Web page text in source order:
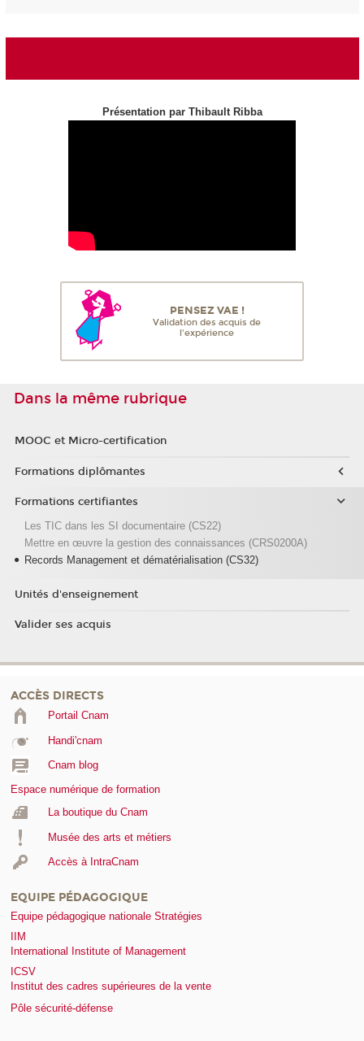
Présentation par Thibault Ribba
PENSEZ VAE !
Validation des acquis de
l'expérience
Dans la même rubrique
MOOC et Micro-certification
Formations diplômantes
Formations certifiantes
Les TIC dans les SI documentaire (CS22)
Mettre en œuvre la gestion des connaissances (CRS0200A)
Records Management et dématérialisation (CS32)
Unités d'enseignement
Valider ses acquis
ACCÈS DIRECTS
Portail Cnam
Handi'cnam
Cnam blog
Espace numérique de formation
La boutique du Cnam
Musée des arts et métiers
Accès à IntraCnam
EQUIPE PÉDAGOGIQUE
Equipe pédagogique nationale Stratégies
IIM
International Institute of Management
ICSV
Institut des cadres supérieures de la vente
Pôle sécurité-défense